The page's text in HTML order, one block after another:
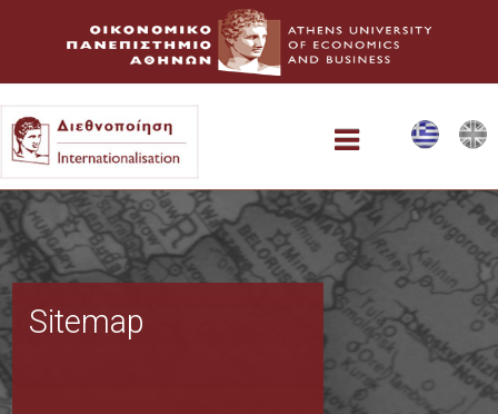
Αρχική
Δυνατότητες Συνεργασίας
Sitemap